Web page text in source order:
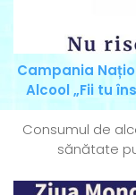
Campania
Alcool „Fii tu
Consumul de
sănătate